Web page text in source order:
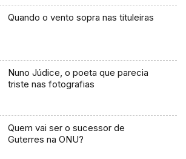
Quando o vento sopra nas tituleiras
Nuno Júdice, o poeta que parecia
triste nas fotografias
Quem vai ser o sucessor de
Guterres na ONU?